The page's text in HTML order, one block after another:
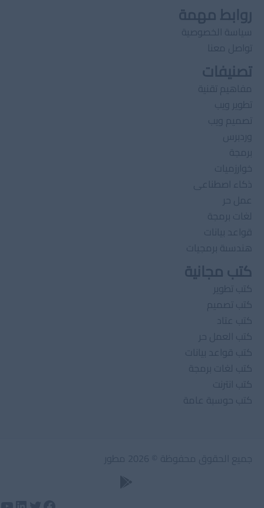
روابط مهمة
سياسة الخصوصية
تواصل معنا
تصنيفات
مفاهيم تقنية
تطوير ويب
تصميم ويب
وردبرس
برمجة
خوارزميات
ذكاء اصطناعى
عمل حر
لغات برمجة
قواعد بيانات
هندسىة برمجيات
كتب مجانية
كتب تطوير
كتب تصميم
كتب عتاد
كتب العمل حر
كتب قواعد بيانات
كتب لغات برمجة
كتب انترنت
كتب حوسبة عامة